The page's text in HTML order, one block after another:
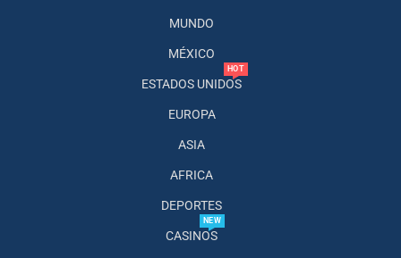
MUNDO
MÉXICO
ESTADOS UNIDOS
HOT
EUROPA
ASIA
AFRICA
DEPORTES
CASINOS
NEW